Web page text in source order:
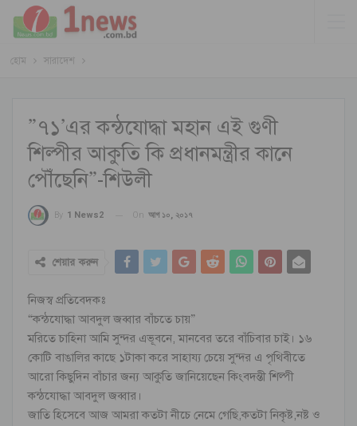
হোম সারাদেশ
”৭১’এর কন্ঠযোদ্ধা মহান এই গুণী
শিল্পীর আকুতি কি প্রধানমন্ত্রীর কানে
পৌঁছেনি”-শিউলী
By 1 News2 On আগ ১০, ২০১৭
শেয়ার করুন
নিজস্ব প্রতিবেদকঃ
“কন্ঠযোদ্ধা আবদুল জব্বার বাঁচতে চায়”
মরিতে চাহিনা আমি সুন্দর এভূবনে, মানবের তরে বাঁচিবার চাই। ১৬
কোটি বাঙালির কাছে ১টাকা করে সাহায্য চেয়ে সুন্দর এ পৃথিবীতে
আরো কিছুদিন বাঁচার জন্য আকুতি জানিয়েছেন কিংবদন্তী শিল্পী
কন্ঠযোদ্ধা আবদুল জব্বার।
জাতি হিসেবে আজ আমরা কতটা নীচে নেমে গেছি,কতটা নিকৃষ্ট,নষ্ট ও